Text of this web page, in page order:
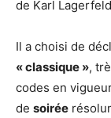
de Karl
Il a choisi de
« classique »,
codes en
de soirée